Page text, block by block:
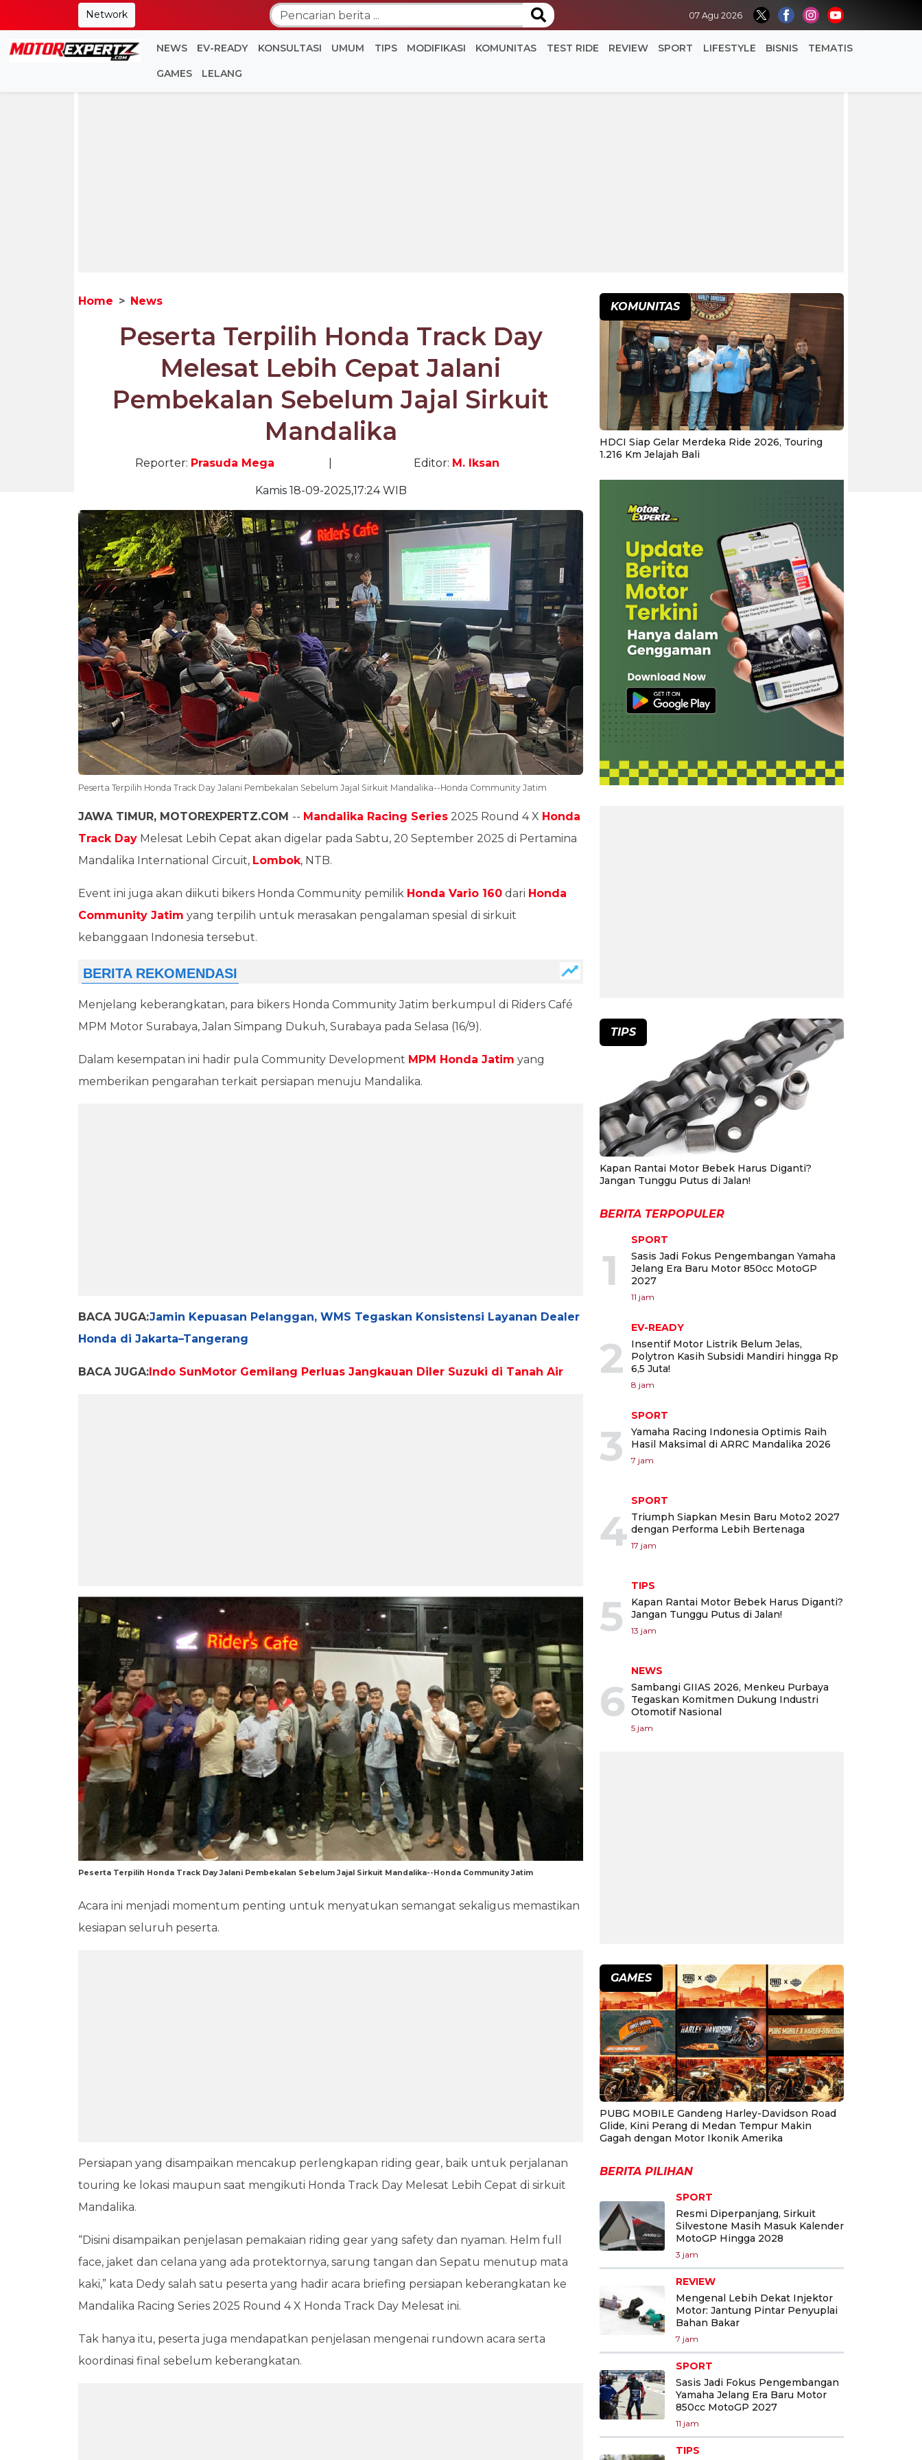
Network 07 Agu 2026
NEWS EV-READY KONSULTASI UMUM TIPS MODIFIKASI KOMUNITAS TEST RIDE REVIEW SPORT LIFESTYLE BISNIS TEMATIS
GAMES LELANG
Home News
Peserta Terpilih Honda Track Day
Melesat Lebih Cepat Jalani
Pembekalan Sebelum Jajal Sirkuit
Mandalika
Reporter: Prasuda Mega Editor: M. Iksan
Kamis 18-09-2025,17:24 WIB
Peserta Terpilih Honda Track Day Jalani Pembekalan Sebelum Jajal Sirkuit Mandalika--Honda Community Jatim
JAWA TIMUR, MOTOREXPERTZ.COM -- Mandalika Racing Series 2025 Round 4 X Honda
Track Day Melesat Lebih Cepat akan digelar pada Sabtu, 20 September 2025 di Pertamina
Mandalika International Circuit, Lombok, NTB.
Event ini juga akan diikuti bikers Honda Community pemilik Honda Vario 160 dari Honda
Community Jatim yang terpilih untuk merasakan pengalaman spesial di sirkuit
kebanggaan Indonesia tersebut.
Menjelang keberangkatan, para bikers Honda Community Jatim berkumpul di Riders Café
MPM Motor Surabaya, Jalan Simpang Dukuh, Surabaya pada Selasa (16/9).
Dalam kesempatan ini hadir pula Community Development MPM Honda Jatim yang
memberikan pengarahan terkait persiapan menuju Mandalika.
BACA JUGA:Jamin Kepuasan Pelanggan, WMS Tegaskan Konsistensi Layanan Dealer
Honda di Jakarta–Tangerang
BACA JUGA:Indo SunMotor Gemilang Perluas Jangkauan Diler Suzuki di Tanah Air
Peserta Terpilih Honda Track Day Jalani Pembekalan Sebelum Jajal Sirkuit Mandalika--Honda Community Jatim
Acara ini menjadi momentum penting untuk menyatukan semangat sekaligus memastikan
kesiapan seluruh peserta.
Persiapan yang disampaikan mencakup perlengkapan riding gear, baik untuk perjalanan
touring ke lokasi maupun saat mengikuti Honda Track Day Melesat Lebih Cepat di sirkuit
Mandalika.
“Disini disampaikan penjelasan pemakaian riding gear yang safety dan nyaman. Helm full
face, jaket dan celana yang ada protektornya, sarung tangan dan Sepatu menutup mata
kaki,” kata Dedy salah satu peserta yang hadir acara briefing persiapan keberangkatan ke
Mandalika Racing Series 2025 Round 4 X Honda Track Day Melesat ini.
Tak hanya itu, peserta juga mendapatkan penjelasan mengenai rundown acara serta
koordinasi final sebelum keberangkatan.
KOMUNITAS
HDCI Siap Gelar Merdeka Ride 2026, Touring
1.216 Km Jelajah Bali
TIPS
Kapan Rantai Motor Bebek Harus Diganti?
Jangan Tunggu Putus di Jalan!
BERITA TERPOPULER
1
SPORT
Sasis Jadi Fokus Pengembangan Yamaha
Jelang Era Baru Motor 850cc MotoGP
2027
11 jam
2
EV-READY
Insentif Motor Listrik Belum Jelas,
Polytron Kasih Subsidi Mandiri hingga Rp
6,5 Juta!
8 jam
3
SPORT
Yamaha Racing Indonesia Optimis Raih
Hasil Maksimal di ARRC Mandalika 2026
7 jam
4
SPORT
Triumph Siapkan Mesin Baru Moto2 2027
dengan Performa Lebih Bertenaga
17 jam
5
TIPS
Kapan Rantai Motor Bebek Harus Diganti?
Jangan Tunggu Putus di Jalan!
13 jam
6
NEWS
Sambangi GIIAS 2026, Menkeu Purbaya
Tegaskan Komitmen Dukung Industri
Otomotif Nasional
5 jam
GAMES
PUBG MOBILE Gandeng Harley-Davidson Road
Glide, Kini Perang di Medan Tempur Makin
Gagah dengan Motor Ikonik Amerika
BERITA PILIHAN
SPORT
Resmi Diperpanjang, Sirkuit
Silvestone Masih Masuk Kalender
MotoGP Hingga 2028
3 jam
REVIEW
Mengenal Lebih Dekat Injektor
Motor: Jantung Pintar Penyuplai
Bahan Bakar
7 jam
SPORT
Sasis Jadi Fokus Pengembangan
Yamaha Jelang Era Baru Motor
850cc MotoGP 2027
11 jam
TIPS